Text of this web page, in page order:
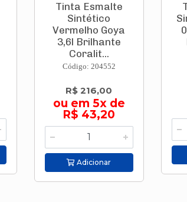
Tinta Esmalte
Sintético
Vermelho Goya
3,6l Brilhante
Coralit...
Código: 204552
R$ 216,00
ou em 5x de
R$ 43,20
Adicionar